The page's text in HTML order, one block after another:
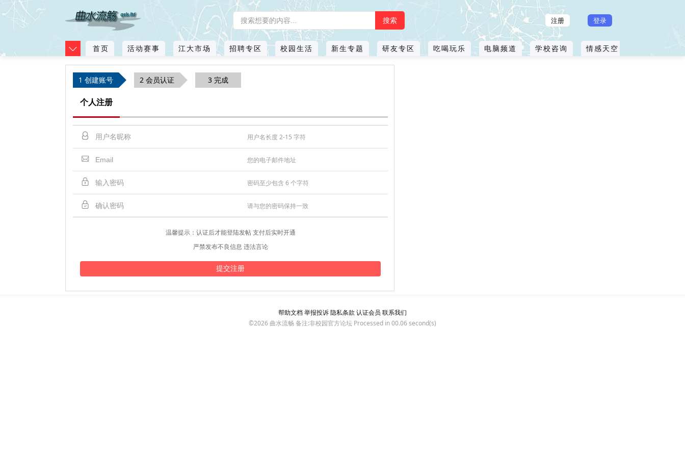
注册 登录
首页 活动赛事 江大市场 招聘专区 校园生活 新生专题 研友专区 吃喝玩乐 电脑频道 学校咨询 情感天空
1 创建账号 2 会员认证 3 完成
个人注册
用户名长度 2-15 字符
您的电子邮件地址
密码至少包含 6 个字符
请与您的密码保持一致
温馨提示：认证后才能登陆发帖 支付后实时开通
严禁发布不良信息 违法言论
帮助文档举报投诉隐私条款 认证会员 联系我们
©2026 曲水流畅 备注:非校园官方论坛 Processed in 00.06 second(s)